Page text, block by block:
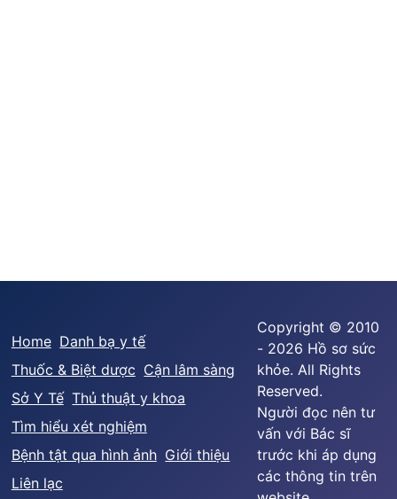
Home Danh bạ y tế
Thuốc & Biệt dược Cận lâm sàng
Sở Y Tế Thủ thuật y khoa
Tìm hiểu xét nghiệm
Bệnh tật qua hình ảnh Giới thiệu
Liên lạc
Copyright © 2010
- 2026 Hồ sơ sức
khỏe. All Rights
Reserved.
Người đọc nên tư
vấn với Bác sĩ
trước khi áp dụng
các thông tin trên